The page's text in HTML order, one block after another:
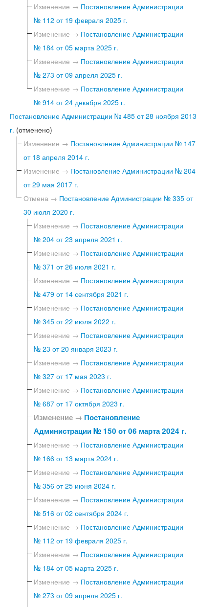
Изменение → Постановление Администрации
№ 112 от 19 февраля 2025 г.
Изменение → Постановление Администрации
№ 184 от 05 марта 2025 г.
Изменение → Постановление Администрации
№ 273 от 09 апреля 2025 г.
Изменение → Постановление Администрации
№ 914 от 24 декабря 2025 г.
Постановление Администрации № 485 от 28 ноября 2013
г. (отменено)
Изменение → Постановление Администрации № 147
от 18 апреля 2014 г.
Изменение → Постановление Администрации № 204
от 29 мая 2017 г.
Отмена → Постановление Администрации № 335 от
30 июля 2020 г.
Изменение → Постановление Администрации
№ 204 от 23 апреля 2021 г.
Изменение → Постановление Администрации
№ 371 от 26 июля 2021 г.
Изменение → Постановление Администрации
№ 479 от 14 сентября 2021 г.
Изменение → Постановление Администрации
№ 345 от 22 июля 2022 г.
Изменение → Постановление Администрации
№ 23 от 20 января 2023 г.
Изменение → Постановление Администрации
№ 327 от 17 мая 2023 г.
Изменение → Постановление Администрации
№ 687 от 17 октября 2023 г.
Изменение → Постановление
Администрации № 150 от 06 марта 2024 г.
Изменение → Постановление Администрации
№ 166 от 13 марта 2024 г.
Изменение → Постановление Администрации
№ 356 от 25 июня 2024 г.
Изменение → Постановление Администрации
№ 516 от 02 сентября 2024 г.
Изменение → Постановление Администрации
№ 112 от 19 февраля 2025 г.
Изменение → Постановление Администрации
№ 184 от 05 марта 2025 г.
Изменение → Постановление Администрации
№ 273 от 09 апреля 2025 г.